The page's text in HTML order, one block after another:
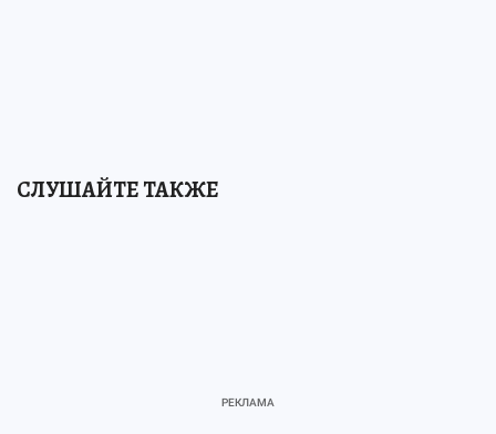
СЛУШАЙТЕ ТАКЖЕ